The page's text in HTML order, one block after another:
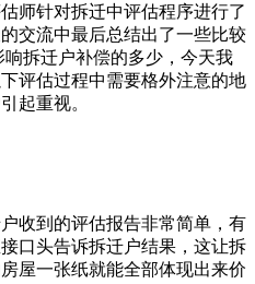
师针对拆迁中评估程序进行了
交流中最后总结出了一些比较
拆迁户补偿的多少，今天我
评估过程中需要格外注意的地
起重视。
收到的评估报告非常简单，有
口头告诉拆迁户结果，这让拆
屋一张纸就能全部体现出来价